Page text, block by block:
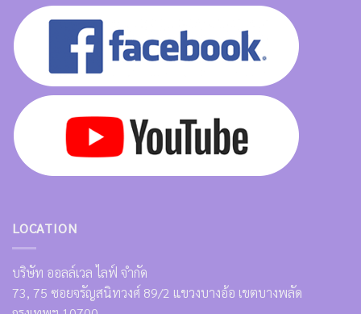
LOCATION
บริษัท ออลล์เวล ไลฟ์ จำกัด
73, 75 ซอยจรัญสนิทวงศ์ 89/2 แขวงบางอ้อ เขตบางพลัด